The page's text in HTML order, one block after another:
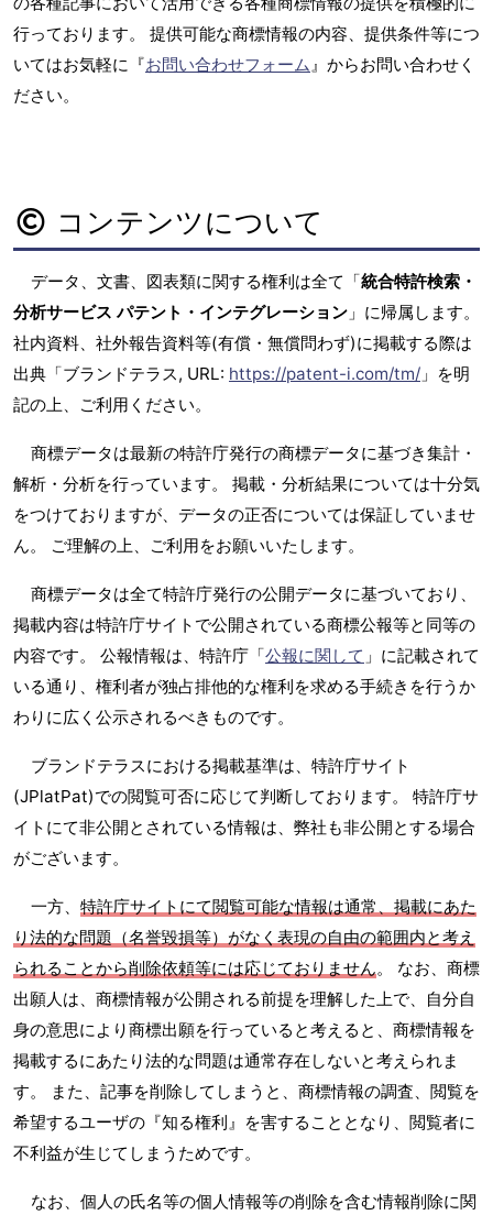
行っております。 提供可能な商標情報の内容、提供条件等につ
いてはお気軽に『お問い合わせフォーム』からお問い合わせく
ださい。
コンテンツについて
データ、文書、図表類に関する権利は全て「統合特許検索・
分析サービス パテント・インテグレーション 」に帰属します。
社内資料、社外報告資料等(有償・無償問わず)に掲載する際は
出典「ブランドテラス, URL: https://patent-i.com/tm/ 」を明
記の上、ご利用ください。
商標データは最新の特許庁発行の商標データに基づき集計・
解析・分析を行っています。 掲載・分析結果については十分気
をつけておりますが、データの正否については保証していませ
ん。 ご理解の上、ご利用をお願いいたします。
商標データは全て特許庁発行の公開データに基づいており、
掲載内容は特許庁サイトで公開されている商標公報等と同等の
内容です。 公報情報は、特許庁「公報に関して 」に記載されて
いる通り、権利者が独占排他的な権利を求める手続きを行うか
わりに広く公示されるべきものです。
ブランドテラスにおける掲載基準は、特許庁サイト
(JPlatPat)での閲覧可否に応じて判断しております。 特許庁サ
イトにて非公開とされている情報は、弊社も非公開とする場合
がございます。
一方、 特許庁サイトにて閲覧可能な情報は通常、掲載にあた
り法的な問題（名誉毀損等）がなく表現の自由の範囲内と考え
られることから削除依頼等には応じておりません。 なお、商標
出願人は、商標情報が公開される前提を理解した上で、自分自
身の意思により商標出願を行っていると考えると、商標情報を
掲載するにあたり法的な問題は通常存在しないと考えられま
す。 また、記事を削除してしまうと、商標情報の調査、閲覧を
希望するユーザの『知る権利』を害することとなり、閲覧者に
不利益が生じてしまうためです。
なお、個人の氏名等の個人情報等の削除を含む情報削除に関